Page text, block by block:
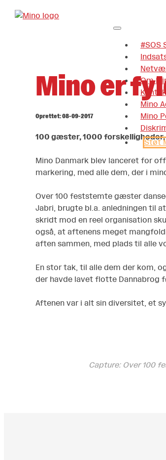
#SOS
Om
Mino
Mino
Støt
Mino er
Oprettet: 08-09-2017
100 gæster, 1000 forskelligheder,
Mino Danmark blev lanceret for
markering, med alle dem, der i
Over 100 feststemte gæster
Jabri, brugte bl.a. anledningen til
skridt mod en reel organisation
også, at aftenens meget
aften sammen, med plads til alle
En stor tak, til alle dem der kom,
der havde lavet flotte Dannabrog
Aftenen var i alt sin diversitet, et
Capture: Over 100